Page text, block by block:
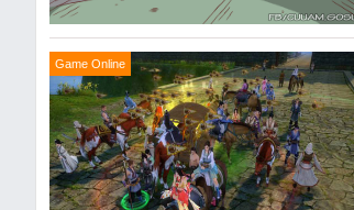
Game Online